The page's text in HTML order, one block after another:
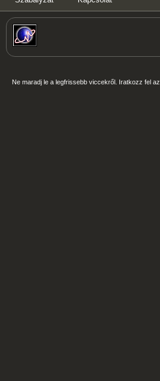
Ne maradj le a legfrissebb viccekről. Iratkozz fel az